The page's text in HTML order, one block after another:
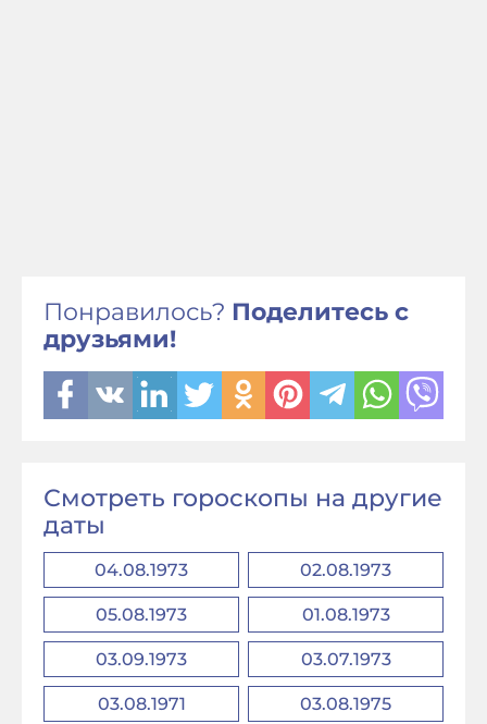
Понравилось? Поделитесь с
друзьями!
Смотреть гороскопы на другие
даты
04.08.1973 02.08.1973
05.08.1973 01.08.1973
03.09.1973 03.07.1973
03.08.1971 03.08.1975